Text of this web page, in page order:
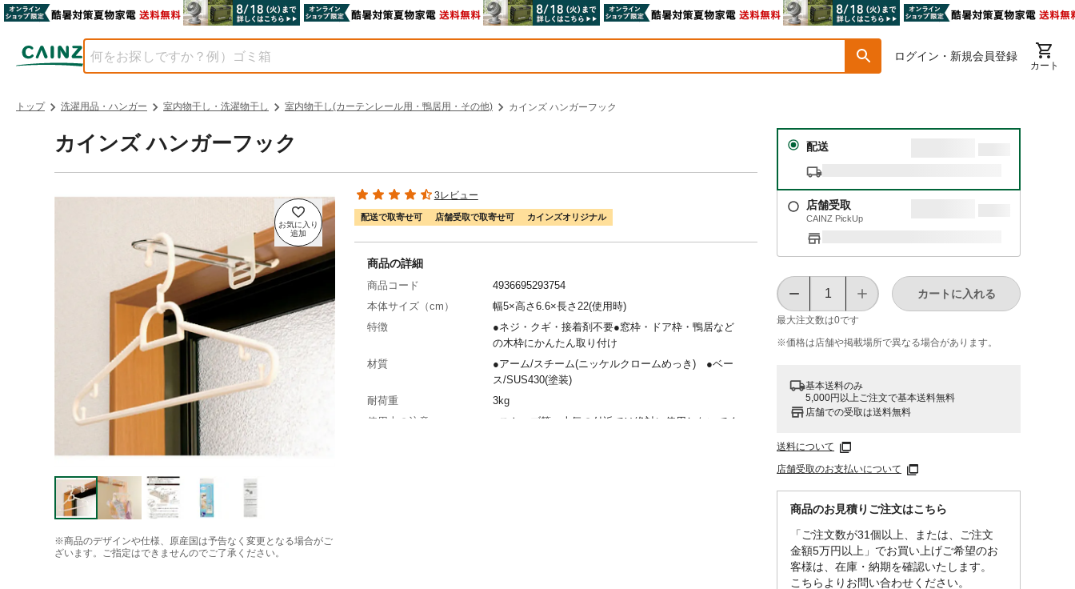
ログイン・新規会員登録
カート
トップ 洗濯用品・ハンガー 室内物干し・洗濯物干し 室内物干し(カーテンレール用・鴨居用・その他) カインズ ハンガーフック
カインズ ハンガーフック
※商品のデザインや仕様、原産国は予告なく変更となる場合がご
ざいます。ご指定はできませんのでご了承ください。
3レビュー
配送で取寄せ可 店舗受取で取寄せ可 カインズオリジナル
配送
店舗受取
CAINZ PickUp
最大注文数は0です
カートに入れる
※価格は​店舗や​掲載場所で​異なる​場合が​あります。
基本送料のみ
5,000円以上ご注文で基本送料無料
店舗での受取は送料無料
送料について
店舗受取のお支払いについて
商品のお見積りご注文はこちら
「ご注文数が31個以上、または、ご注文
金額5万円以上」でお買い上げご希望のお
客様は、在庫・納期を確認いたします。
こちらよりお問い合わせください。
商品の詳細
商品コード
4936695293754
本体サイズ（cm）
幅5×高さ6.6×長さ22(使用時)
特徴
●ネジ・クギ・接着剤不要●窓枠・ドア枠・鴨居など
の木枠にかんたん取り付け
材質
●アーム/スチーム(ニッケルクロームめっき) ●ベー
ス/SUS430(塗装)
耐荷重
3kg
使用上の注意
●ストーブ等、火気の付近では絶対に使用しないでく